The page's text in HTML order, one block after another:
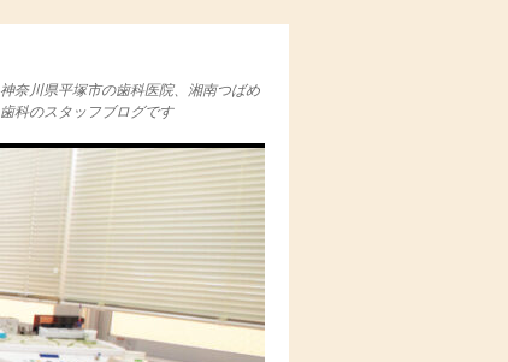
神奈川県平塚市の歯科医院、湘南つばめ
歯科のスタッフブログです